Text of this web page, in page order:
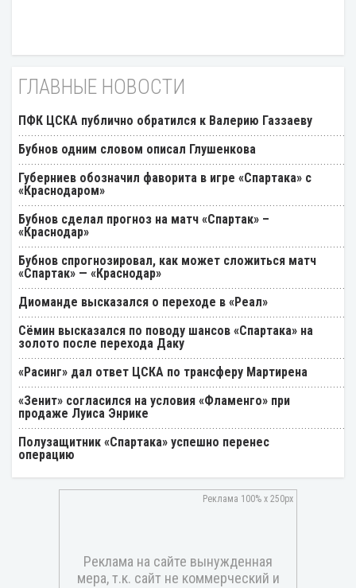
ГЛАВНЫЕ НОВОСТИ
ПФК ЦСКА публично обратился к Валерию Газзаеву
Бубнов одним словом описал Глушенкова
Губерниев обозначил фаворита в игре «Спартака» с
«Краснодаром»
Бубнов сделал прогноз на матч «Спартак» –
«Краснодар»
Бубнов спрогнозировал, как может сложиться матч
«Спартак» — «Краснодар»
Диоманде высказался о переходе в «Реал»
Cёмин высказался по поводу шансов «Спартака» на
золото после перехода Даку
«Расинг» дал ответ ЦСКА по трансферу Мартирена
«Зенит» согласился на условия «Фламенго» при
продаже Луиса Энрике
Полузащитник «Спартака» успешно перенес
операцию